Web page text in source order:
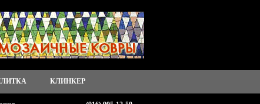
КЛИНКЕР